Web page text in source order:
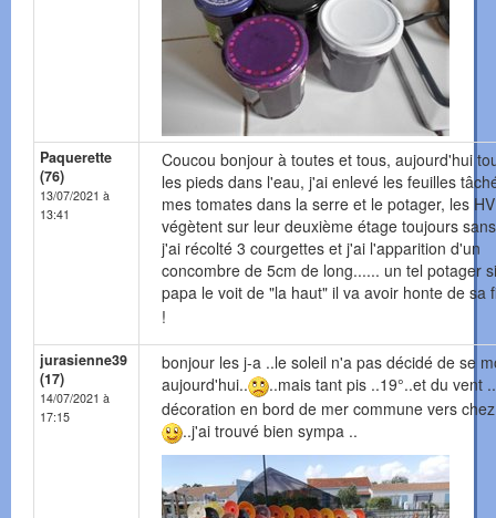
Paquerette
(76)
13/07/2021 à
13:41
Coucou bonjour à toutes et tous, aujourd'hui
les pieds dans l'eau, j'ai enlevé les feuilles
mes tomates dans la serre et le potager, les HV
végètent sur leur deuxième étage toujours
j'ai récolté 3 courgettes et j'ai l'apparition d'un
concombre de 5cm de long...... un tel potager
papa le voit de "la haut" il va avoir honte de sa
!
jurasienne39
(17)
14/07/2021 à
17:15
bonjour les j-a ..le soleil n'a pas décidé de se
aujourd'hui..
..mais tant pis ..19°..et du vent ..
décoration en bord de mer commune vers
..j'ai trouvé bien sympa ..